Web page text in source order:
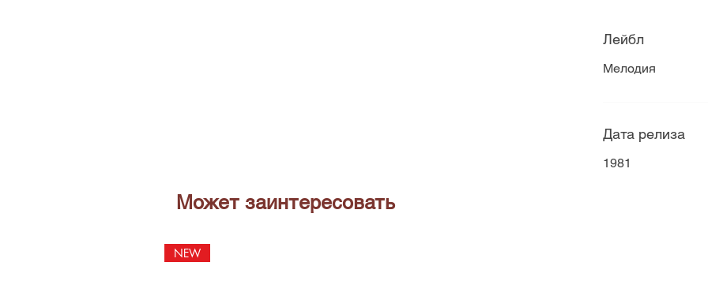
Лейбл
Мелодия
Дата релиза
1981
Может заинтересовать
NEW